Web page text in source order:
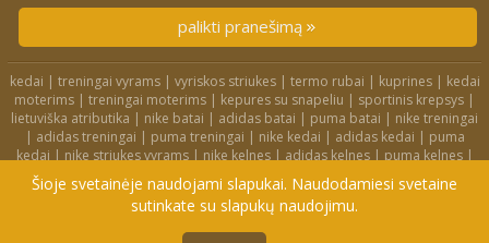
palikti pranešimą
kedai | treningai vyrams| vyriskos striukes| termo rubai | kuprines| kedai
moterims | treningai moterims | kepures su snapeliu | sportinis krepsys |
lietuviška atributika | nike batai | adidas batai | puma batai | nike treningai
| adidas treningai | puma treningai | nike kedai | adidas kedai | puma
kedai | nike striukes vyrams| nike kelnes| adidas kelnes| puma kelnes|
nike kuprines
nike kojines nike treningai moterims
adidas striukes|nike dzemperiai|nike tampres
Didelių dydžių rūbai|Treningai
Šioje svetainėje naudojami slapukai. Naudodamiesi svetaine
sutinkate su slapukų naudojimu.